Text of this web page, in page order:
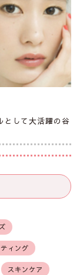
として大活躍の谷
ィング
スキンケア